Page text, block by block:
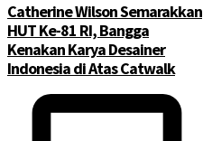
Catherine Wilson Semarakkan
HUT Ke-81 RI, Bangga
Kenakan Karya Desainer
Indonesia di Atas Catwalk